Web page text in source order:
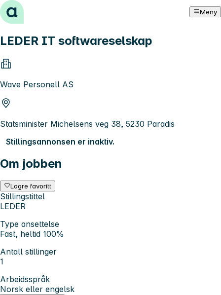
Hopp til innhold Meny
LEDER IT softwareselskap
Wave Personell AS
Statsminister Michelsens veg 38, 5230 Paradis
Stillingsannonsen er inaktiv.
Om jobben
Lagre favoritt
Stillingstittel
LEDER
Type ansettelse
Fast, heltid 100%
Antall stillinger
1
Arbeidsspråk
Norsk eller engelsk